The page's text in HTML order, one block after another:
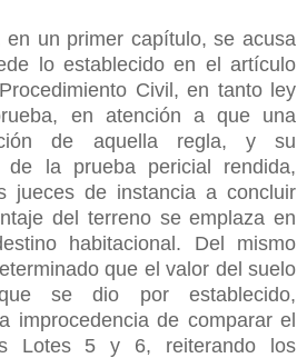
en un primer capítulo, se acusa
lo establecido en el artículo
Civil, en tanto ley
en atención a que una
de aquella regla, y su
de la prueba pericial rendida,
jueces de instancia a concluir
del terreno se emplaza en
habitacional. Del mismo
que el valor del suelo
se dio por establecido,
improcedencia de comparar el
Lotes 5 y 6, reiterando los